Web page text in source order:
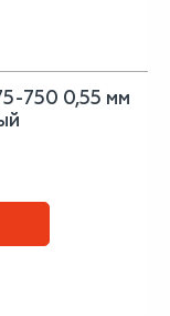
750 0,55 мм